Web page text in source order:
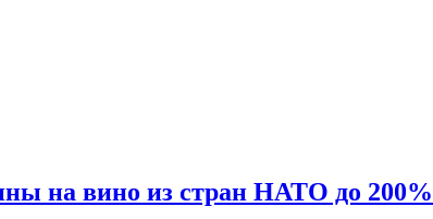
на вино из стран НАТО до 200%